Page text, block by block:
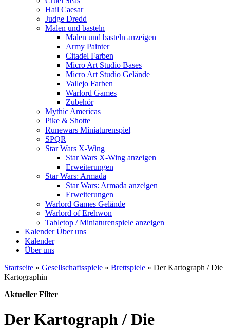
Hail Caesar
Judge Dredd
Malen und basteln
Malen und basteln anzeigen
Army Painter
Citadel Farben
Micro Art Studio Bases
Micro Art Studio Gelände
Vallejo Farben
Warlord Games
Zubehör
Mythic Americas
Pike & Shotte
Runewars Miniaturenspiel
SPQR
Star Wars X-Wing
Star Wars X-Wing anzeigen
Erweiterungen
Star Wars: Armada
Star Wars: Armada anzeigen
Erweiterungen
Warlord Games Gelände
Warlord of Erehwon
Tabletop / Miniaturenspiele anzeigen
KalenderÜber uns
Kalender
Über uns
Startseite » Gesellschaftsspiele » Brettspiele » Der Kartograph / Die
Kartographin
Aktueller Filter
Der Kartograph / Die